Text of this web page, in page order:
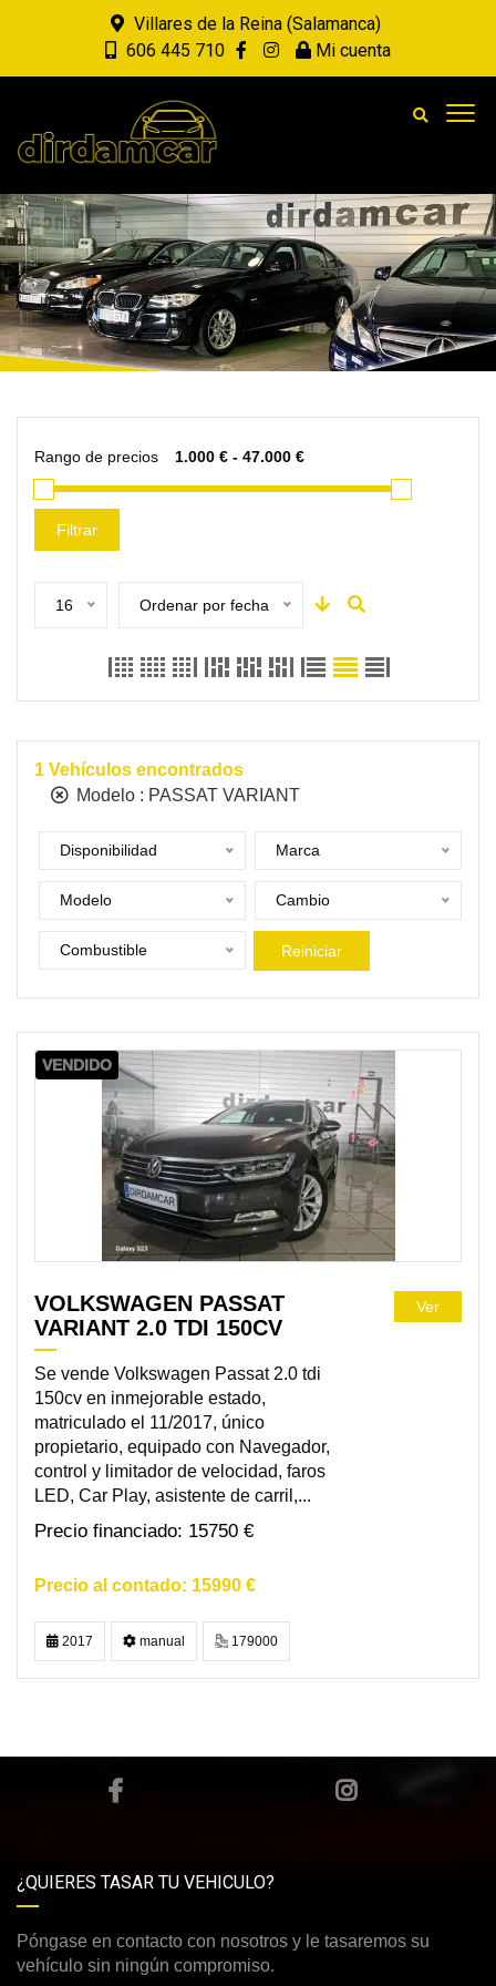
Villares de la Reina (Salamanca)
606 445 710
Mi cuenta
Rango de precios
Filtrar
16 Ordenar por fecha
1 Vehículos encontrados
Modelo : PASSAT VARIANT
Disponibilidad Marca
Modelo Cambio
Combustible Reiniciar
VENDIDO
VOLKSWAGEN PASSAT
VARIANT 2.0 TDI 150CV
Se vende Volkswagen Passat 2.0 tdi
150cv en inmejorable estado,
matriculado el 11/2017, único
propietario, equipado con Navegador,
control y limitador de velocidad, faros
LED, Car Play, asistente de carril,...
15750 €
15990 €
Ver
2017 manual 179000
¿QUIERES TASAR TU VEHICULO?
Póngase en contacto con nosotros y le tasaremos su
vehículo sin ningún compromiso.